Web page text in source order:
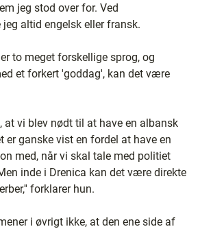
jeg stod over for. Ved
altid engelsk eller fransk.
to meget forskellige sprog, og
et forkert 'goddag', kan det være
at vi blev nødt til at have en albansk
er ganske vist en fordel at have en
med, når vi skal tale med politiet
inde i Drenica kan det være direkte
forklarer hun.
i øvrigt ikke, at den ene side af